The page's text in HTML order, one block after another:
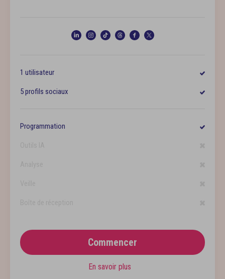
1 utilisateur
5 profils sociaux
Programmation
Commencer
En savoir plus